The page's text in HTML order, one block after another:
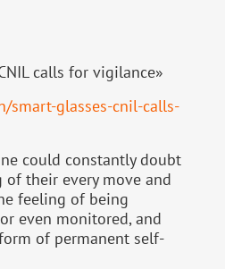
calls for vigilance»
smart-glasses-cnil-calls-
could constantly doubt
their every move and
feeling of being
even monitored, and
of permanent self-